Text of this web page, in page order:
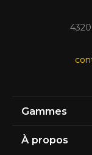
Gammes
À propos